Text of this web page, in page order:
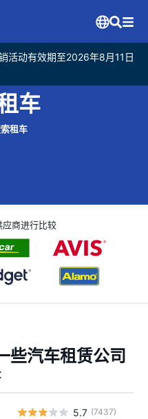
活动有效期至2026年8月11日
车
租车
商进行比较
些汽车租赁公司
5.7 (7437)